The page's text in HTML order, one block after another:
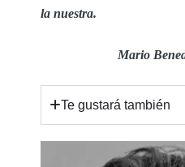
la nuestra.
Mario
Te gustará también